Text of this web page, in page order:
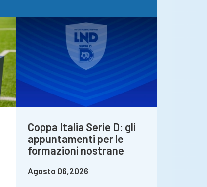
Coppa Italia Serie D: gli
appuntamenti per le
formazioni nostrane
Agosto 06,2026